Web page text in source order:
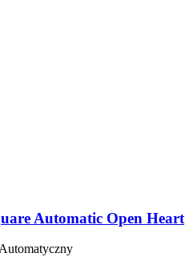
Automatic Open Heart